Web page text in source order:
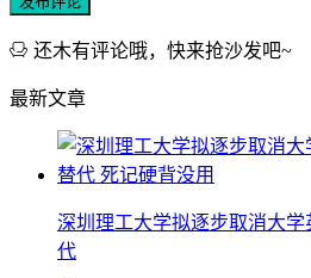
还木有评论哦，快来抢沙发吧~
最新文章
深圳理工大学拟逐步取消大
代